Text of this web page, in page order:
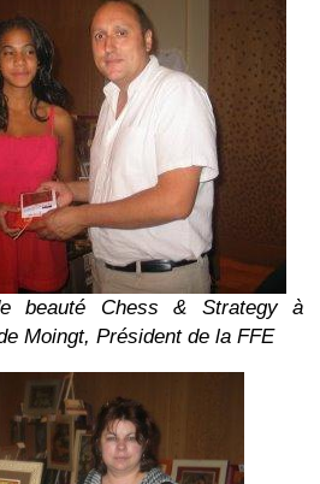
beauté Chess & Strategy à
Moingt, Président de la FFE